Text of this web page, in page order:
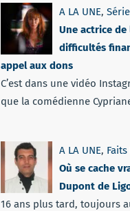
A LA UNE,
Une actrice de
difficultés
appel aux dons
C’est dans une vidéo
que la comédienne
A LA UNE,
Où se cache
Dupont de
16 ans plus tard, toujours